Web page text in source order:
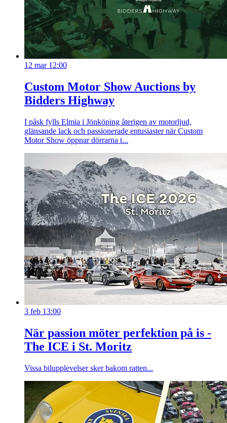
12 mar 12:00
Custom Motor Show Auctions by
Bidders Highway
I påsk fylls Elmia i Jönköping återigen av motorljud,
glänsande lack och passionerade entusiaster när Custom
Motor Show öppnar dörrarna t...
3 feb 13:00
När passion möter perfektion på is -
The ICE i St. Moritz
Vissa bilupplevelser sker bakom ratten...